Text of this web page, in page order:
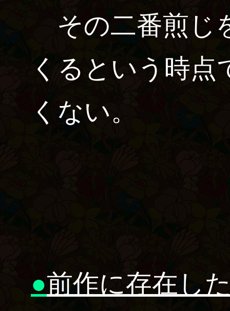
その二番煎じ
くるという時点
くない。
●前作に存在し